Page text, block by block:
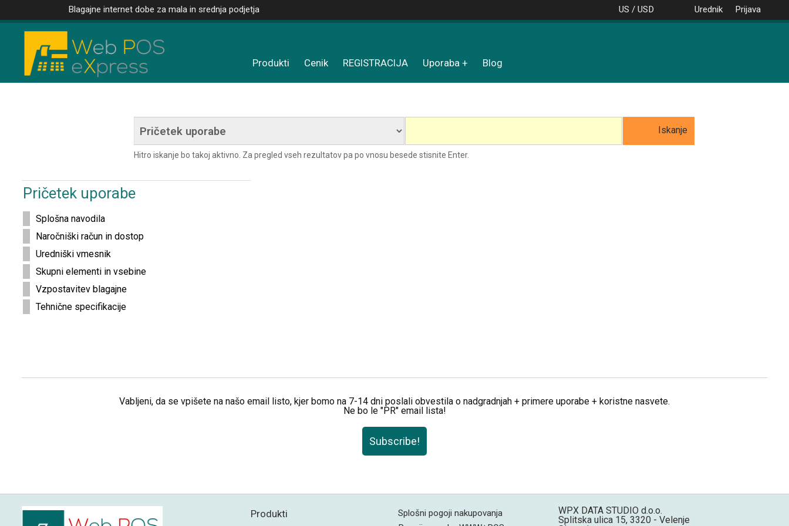
Prijava
Urednik
US / USD
Blagajne internet dobe za mala in srednja podjetja
Produkti Cenik REGISTRACIJA Uporaba Blog
Iskanje
Hitro iskanje bo takoj aktivno. Za pregled vseh rezultatov pa po vnosu besede stisnite Enter.
Pričetek uporabe
Splošna navodila
Naročniški račun in dostop
Uredniški vmesnik
Skupni elementi in vsebine
Vzpostavitev blagajne
Tehnične specifikacije
Vabljeni, da se vpišete na našo email listo, kjer bomo na 7-14 dni poslali obvestila o nadgradnjah + primere uporabe + koristne nasvete.
Ne bo le "PR" email lista!
Subscribe!
Produkti
Splošni pogoji nakupovanja
WPX DATA STUDIO d.o.o.
Splitska ulica 15, 3320 - Velenje